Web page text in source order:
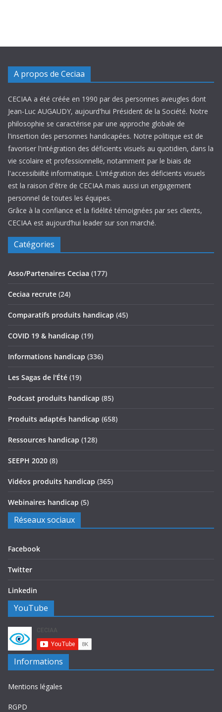
A propos de Ceciaa
CECIAA a été créée en 1990 par des personnes aveugles dont
Jean-Luc AUGAUDY, aujourd'hui Président de la Société. Notre
philosophie se caractérise par une approche globale de
l'insertion des personnes handicapées. Notre politique est de
favoriser l'intégration des déficients visuels au quotidien, dans la
vie scolaire et professionnelle, notamment par le biais de
l'accessibiilté informatique. L'intégration des déficients visuels
est la raison d'être de CECIAA mais aussi un engagement
personnel de toutes les équipes.
Grâce à la confiance et la fidélité témoignées par ses clients,
CECIAA est aujourd’hui leader sur son marché.
Catégories
Asso/Partenaires Ceciaa (177)
Ceciaa recrute (24)
Comparatifs produits handicap (45)
COVID 19 & handicap (19)
Informations handicap (336)
Les Sagas de l'Été (19)
Podcast produits handicap (85)
Produits adaptés handicap (658)
Ressources handicap (128)
SEEPH 2020 (8)
Vidéos produits handicap (365)
Webinaires handicap (5)
Réseaux sociaux
Facebook
Twitter
Linkedin
YouTube
Informations
Mentions légales
RGPD